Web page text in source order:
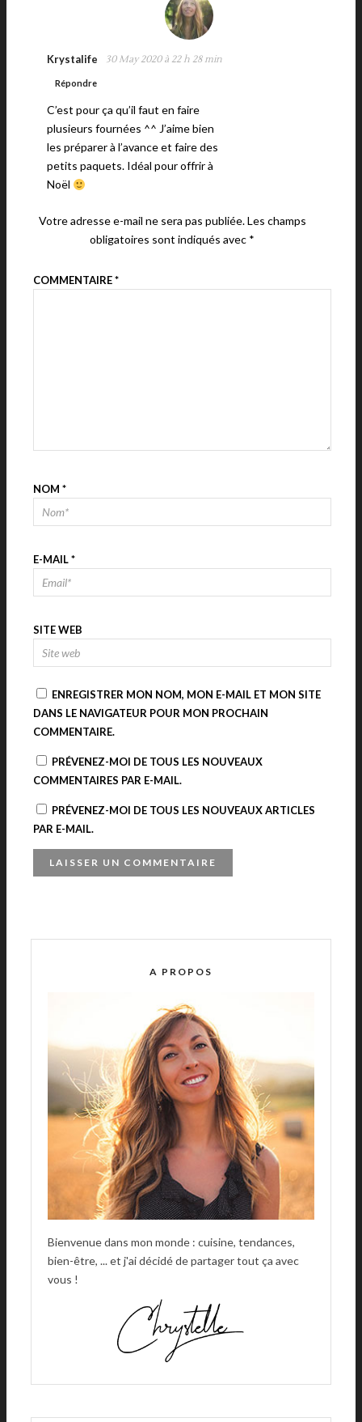
Krystalife 30 May 2020 à 22 h 28 min
Répondre
C’est pour ça qu’il faut en faire
plusieurs fournées ^^ J’aime bien
les préparer à l’avance et faire des
petits paquets. Idéal pour offrir à
Noël
Votre adresse e-mail ne sera pas publiée.Les champs
obligatoires sont indiqués avec *
COMMENTAIRE*
NOM *
E-MAIL*
SITE WEB
ENREGISTRER MON NOM, MON E-MAIL ET MON SITE
DANS LE NAVIGATEUR POUR MON PROCHAIN
COMMENTAIRE.
PRÉVENEZ-MOI DE TOUS LES NOUVEAUX
COMMENTAIRES PAR E-MAIL.
PRÉVENEZ-MOI DE TOUS LES NOUVEAUX ARTICLES
PAR E-MAIL.
A PROPOS
Bienvenue dans mon monde : cuisine, tendances,
bien-être, ... et j'ai décidé de partager tout ça avec
vous !